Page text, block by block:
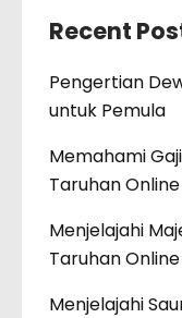
Recent
Pengertian
untuk Pemula
Memahami
Taruhan Online
Menjelajahi
Taruhan Online
Menjelajahi